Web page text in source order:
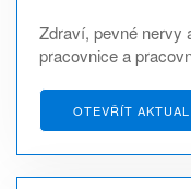
Zdraví, pevné nervy
pracovnice a
OTEVŘÍT